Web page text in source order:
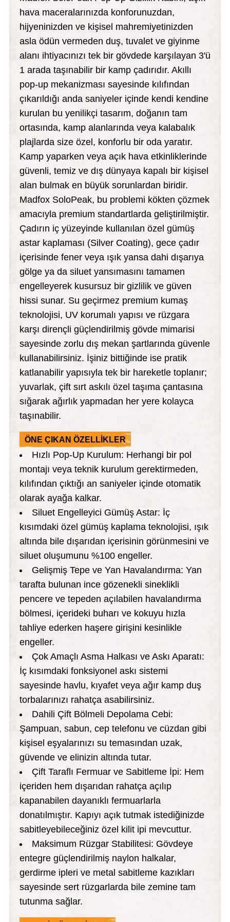
hava maceralarınızda konforunuzdan,
hijyeninizden ve kişisel mahremiyetinizden
asla ödün vermeden duş, tuvalet ve giyinme
alanı ihtiyacınızı tek bir gövdede karşılayan 3'ü
1 arada taşınabilir bir kamp çadırıdır. Akıllı
pop-up mekanizması sayesinde kılıfından
çıkarıldığı anda saniyeler içinde kendi kendine
kurulan bu yenilikçi tasarım, doğanın tam
ortasında, kamp alanlarında veya kalabalık
plajlarda size özel, konforlu bir oda yaratır.
Kamp yaparken veya açık hava etkinliklerinde
güvenli, temiz ve dış dünyaya kapalı bir kişisel
alan bulmak en büyük sorunlardan biridir.
Madfox SoloPeak, bu problemi kökten çözmek
amacıyla premium standartlarda geliştirilmiştir.
Çadırın iç yüzeyinde kullanılan özel gümüş
astar kaplaması (Silver Coating), gece çadır
içerisinde fener veya ışık yansa dahi dışarıya
gölge ya da siluet yansımasını tamamen
engelleyerek kusursuz bir gizlilik ve güven
hissi sunar. Su geçirmez premium kumaş
teknolojisi, UV korumalı yapısı ve rüzgara
karşı dirençli güçlendirilmiş gövde mimarisi
sayesinde zorlu dış mekan şartlarında güvenle
kullanabilirsiniz. İşiniz bittiğinde ise pratik
katlanabilir yapısıyla tek bir hareketle toplanır;
yuvarlak, çift sırt askılı özel taşıma çantasına
sığarak ağırlık yapmadan her yere kolayca
taşınabilir.
ÖNE ÇIKAN ÖZELLİKLER
Hızlı Pop-Up Kurulum: Herhangi bir pol
montajı veya teknik kurulum gerektirmeden,
kılıfından çıktığı an saniyeler içinde otomatik
olarak ayağa kalkar.
Siluet Engelleyici Gümüş Astar: İç
kısımdaki özel gümüş kaplama teknolojisi, ışık
altında bile dışarıdan içerisinin görünmesini ve
siluet oluşumunu %100 engeller.
Gelişmiş Tepe ve Yan Havalandırma: Yan
tarafta bulunan ince gözenekli sineklikli
pencere ve tepeden açılabilen havalandırma
bölmesi, içerideki buharı ve kokuyu hızla
tahliye ederken haşere girişini kesinlikle
engeller.
Çok Amaçlı Asma Halkası ve Askı Aparatı:
İç kısımdaki fonksiyonel askı sistemi
sayesinde havlu, kıyafet veya ağır kamp duş
torbalarınızı rahatça asabilirsiniz.
Dahili Çift Bölmeli Depolama Cebi:
Şampuan, sabun, cep telefonu ve cüzdan gibi
kişisel eşyalarınızı su temasından uzak,
güvende ve elinizin altında tutar.
Çift Taraflı Fermuar ve Sabitleme İpi: Hem
içeriden hem dışarıdan rahatça açılıp
kapanabilen dayanıklı fermuarlarla
donatılmıştır. Kapıyı açık tutmak istediğinizde
sabitleyebileceğiniz özel kilit ipi mevcuttur.
Maksimum Rüzgar Stabilitesi: Gövdeye
entegre güçlendirilmiş naylon halkalar,
gerdirme ipleri ve metal sabitleme kazıkları
sayesinde sert rüzgarlarda bile zemine tam
tutunma sağlar.